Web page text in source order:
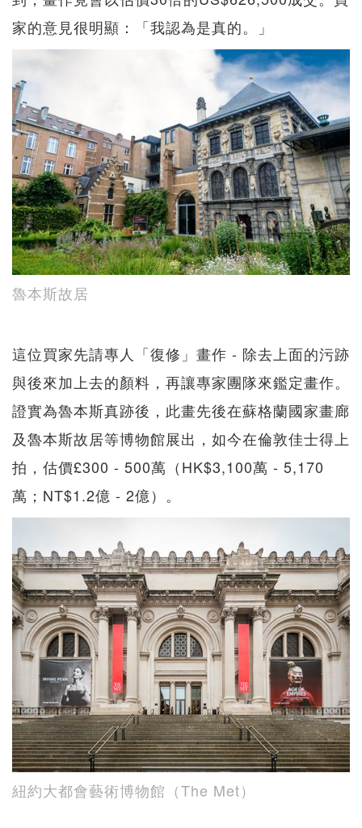
家的意見很明顯：「我認為是真的。」
魯本斯故居
這位買家先請專人「復修」畫作 - 除去上面的污跡
與後來加上去的顏料，再讓專家團隊來鑑定畫作。
證實為魯本斯真跡後，此畫先後在蘇格蘭國家畫廊
及魯本斯故居等博物館展出，如今在倫敦佳士得上
拍，估價£300 - 500萬（HK$3,100萬 - 5,170
萬；NT$1.2億 - 2億）。
紐約大都會藝術博物館（The Met）